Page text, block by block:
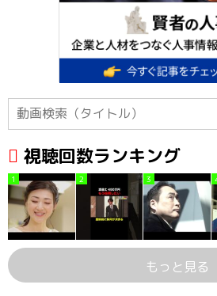
視聴回数ランキング
1 2 3
もっと見る